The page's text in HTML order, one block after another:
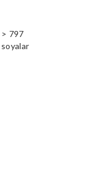
> 797
soyalar